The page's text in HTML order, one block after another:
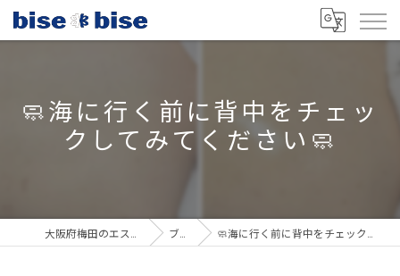
🧼海に行く前に背中をチェッ
クしてみてください🧼
大阪府梅田のエステならbisebise ブログ 🧼海に行く前に背中をチェックしてみてください🧼